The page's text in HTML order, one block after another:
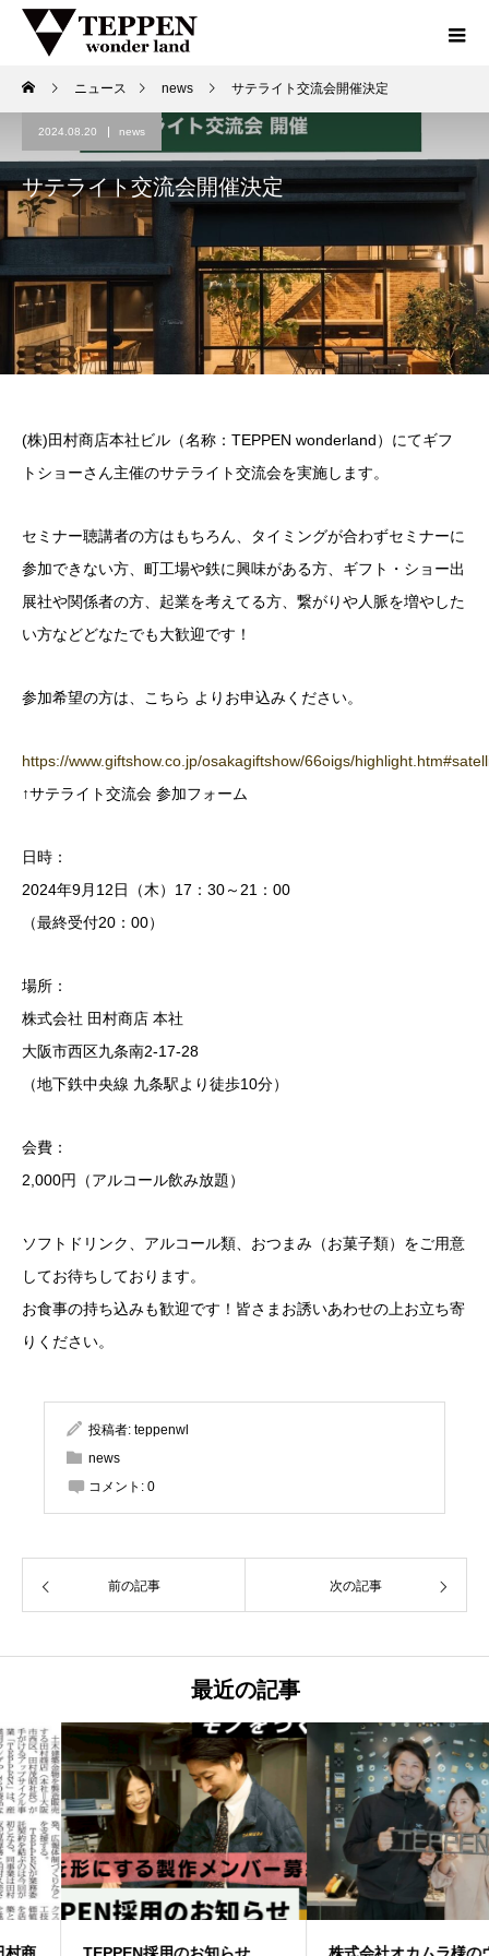
ニュース news サテライト交流会開催決定
2024.08.20 news
サテライト交流会開催決定
(株)田村商店本社ビル（名称：TEPPEN wonderland）にてギフ
トショーさん主催のサテライト交流会を実施します。
セミナー聴講者の方はもちろん、タイミングが合わずセミナーに
参加できない方、町工場や鉄に興味がある方、ギフト・ショー出
展社や関係者の方、起業を考えてる方、繋がりや人脈を増やした
い方などどなたでも大歓迎です！
参加希望の方は、こちら よりお申込みください。
https://www.giftshow.co.jp/osakagiftshow/66oigs/
↑サテライト交流会 参加フォーム
日時：
2024年9月12日（木）17：30～21：00
（最終受付20：00）
場所：
株式会社 田村商店 本社
大阪市西区九条南2-17-28
（地下鉄中央線 九条駅より徒歩10分）
会費：
2,000円（アルコール飲み放題）
ソフトドリンク、アルコール類、おつまみ（お菓子類）をご用意
してお待ちしております。
お食事の持ち込みも歓迎です！皆さまお誘いあわせの上お立ち寄
りください。
投稿者: teppenwl
news
コメント: 0
前の記事 次の記事
最近の記事